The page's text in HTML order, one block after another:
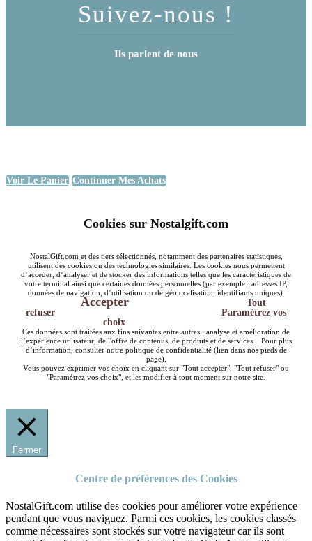
Suivez-nous !
Ils parlent de nous
Voir Le Panier Continuer Mes Achats
Cookies sur Nostalgift.com
NostalGift.com et des tiers sélectionnés, notamment des partenaires statistiques,
utilisent des cookies ou des technologies similaires. Les cookies nous permettent
d’accéder, d’analyser et de stocker des informations telles que les caractéristiques de
votre terminal ainsi que certaines données personnelles (par exemple : adresses IP,
données de navigation, d’utilisation ou de géolocalisation, identifiants uniques).
Accepter
Tout
refuser
Paramétrez vos
choix
Ces données sont traitées aux fins suivantes entre autres : analyse et amélioration de
l’expérience utilisateur, de l'offre de contenus, de produits et de services... Pour plus
d’information, consulter notre politique de confidentialité (lien dans nos pieds de
page).
Vous pouvez exprimer vos choix en cliquant sur "Tout accepter", "Tout refuser" ou
"Paramétrez vos choix", et les modifier à tout moment sur notre site.
Fermer
Centre de préférences des Cookies
NostalGift.com utilise des cookies pour améliorer votre expérience
pendant que vous naviguez. Parmi ces cookies, les cookies classés
comme nécessaires sont stockés sur votre navigateur car ils sont